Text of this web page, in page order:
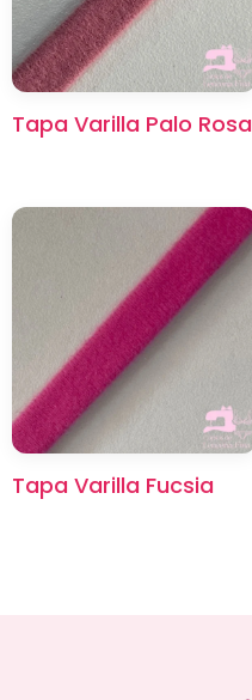
Tapa Varilla Palo Rosa
Tapa Varilla Fucsia